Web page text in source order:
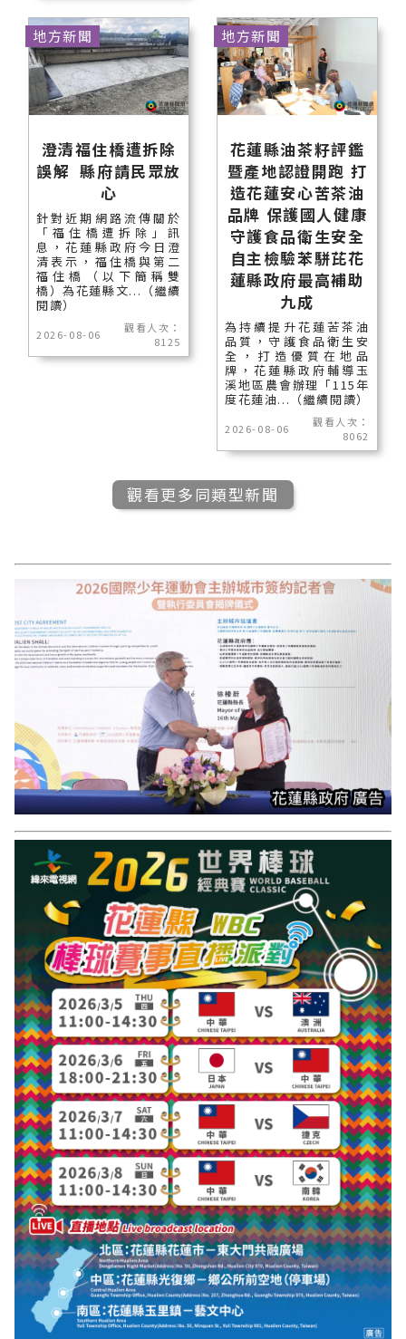
澄清福住橋遭拆除
誤解 縣府請民眾放
心
針對近期網路流傳關於
「福住橋遭拆除」訊
息，花蓮縣政府今日澄
清表示，福住橋與第二
福住橋（以下簡稱雙
橋）為花蓮縣文...（繼續
閱讀）
2026-08-06
觀看人次：
8125
地方新聞
花蓮縣油茶籽評鑑
暨產地認證開跑 打
造花蓮安心苦茶油
品牌 保護國人健康
守護食品衛生安全
自主檢驗苯駢芘花
蓮縣政府最高補助
九成
為持續提升花蓮苦茶油
品質，守護食品衛生安
全，打造優質在地品
牌，花蓮縣政府輔導玉
溪地區農會辦理「115年
度花蓮油...（繼續閱讀）
2026-08-06
觀看人次：
8062
地方新聞
觀看更多同類型新聞